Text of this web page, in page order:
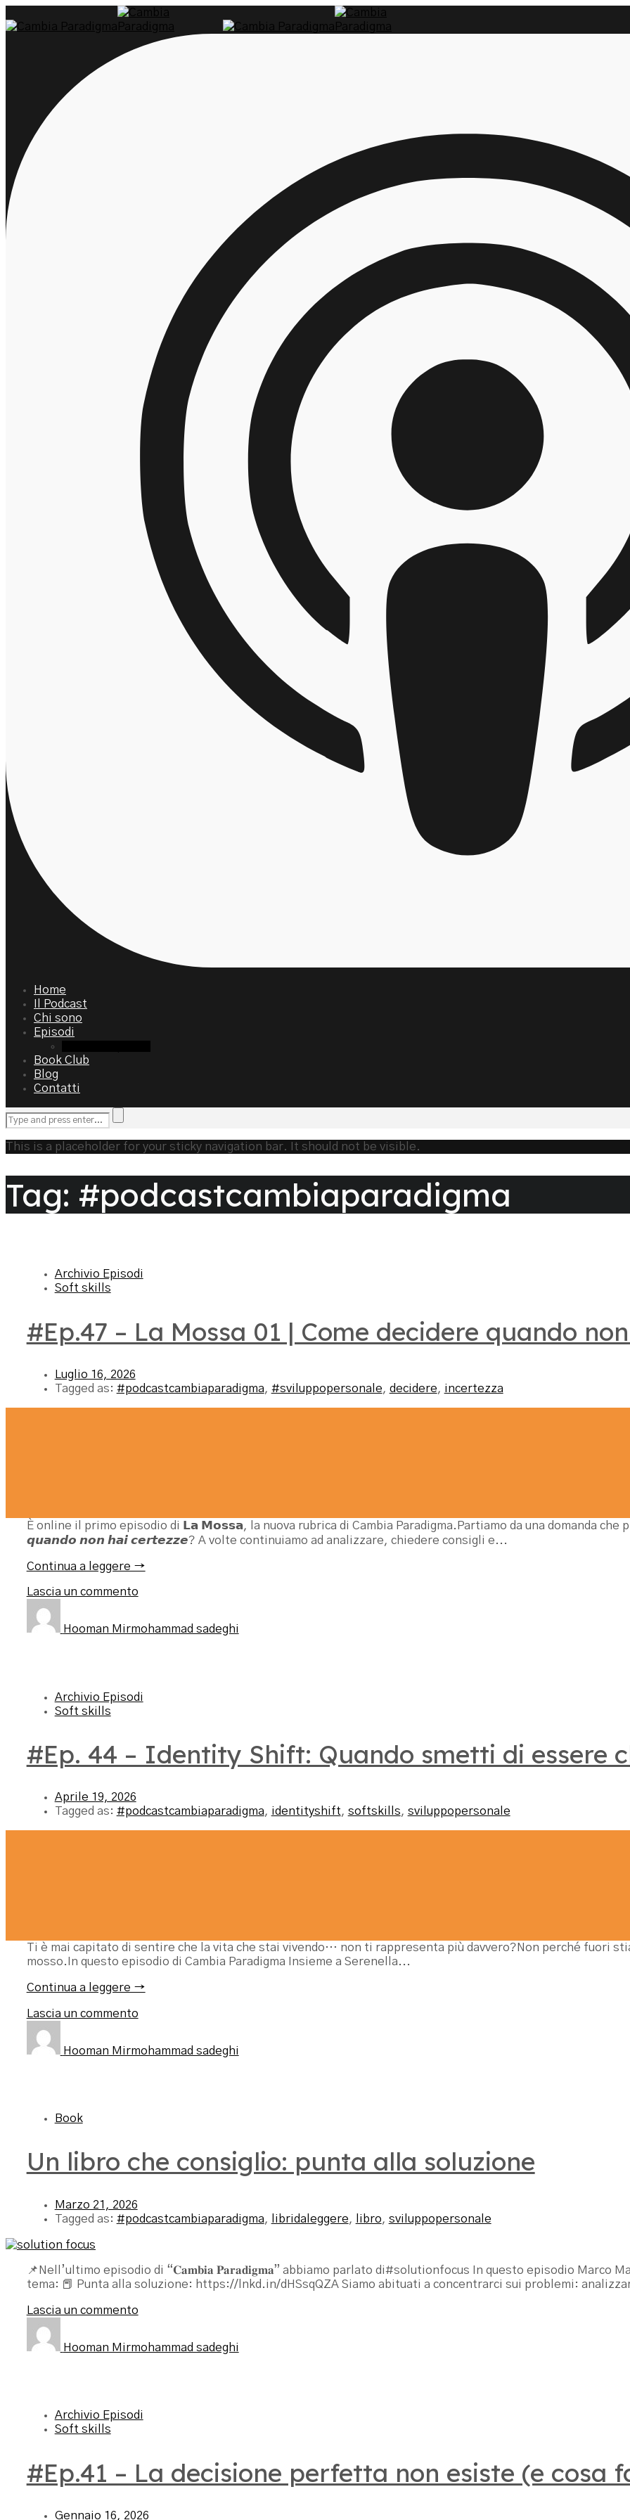
Home
Il Podcast
Chi sono
Episodi
Book Club
Blog
Contatti
This is a placeholder for your sticky navigation bar. It should not be visible.
Tag: #podcastcambiaparadigma
Archivio Episodi
Soft skills
#Ep.47 – La Mossa 01 | Come decidere quando
Luglio 16, 2026
Tagged as: #podcastcambiaparadigma, #sviluppopersonale, decidere, incertezza
È online il primo episodio di 𝗟𝗮 𝗠𝗼𝘀𝘀𝗮, la nuova rubrica di Cambia Paradigma.Partiamo da una domanda
𝙦𝙪𝙖𝙣𝙙𝙤 𝙣𝙤𝙣 𝙝𝙖𝙞 𝙘𝙚𝙧𝙩𝙚𝙯𝙯𝙚? A volte continuiamo ad analizzare, chiedere consigli e...
Continua a leggere →
Lascia un commento
Hooman Mirmohammad sadeghi
Archivio Episodi
Soft skills
#Ep. 44 – Identity Shift: Quando smetti di essere
Aprile 19, 2026
Tagged as: #podcastcambiaparadigma, identityshift, softskills, sviluppopersonale
Ti è mai capitato di sentire che la vita che stai vivendo… non ti rappresenta più davvero?Non perché fuori
mosso.In questo episodio di Cambia Paradigma Insieme a Serenella...
Continua a leggere →
Lascia un commento
Hooman Mirmohammad sadeghi
Book
Un libro che consiglio: punta alla soluzione
Marzo 21, 2026
Tagged as: #podcastcambiaparadigma, libridaleggere, libro, sviluppopersonale
📌Nell’ultimo episodio di “𝐂𝐚𝐦𝐛𝐢𝐚 𝐏𝐚𝐫𝐚𝐝𝐢𝐠𝐦𝐚” abbiamo parlato di#solutionfocus In questo episodio Marco
tema: 📕 Punta alla soluzione: https://lnkd.in/dHSsqQZA Siamo abituati a concentrarci sui problemi:
Lascia un commento
Hooman Mirmohammad sadeghi
Archivio Episodi
Soft skills
#Ep.41 – La decisione perfetta non esiste (e cosa
Gennaio 16, 2026